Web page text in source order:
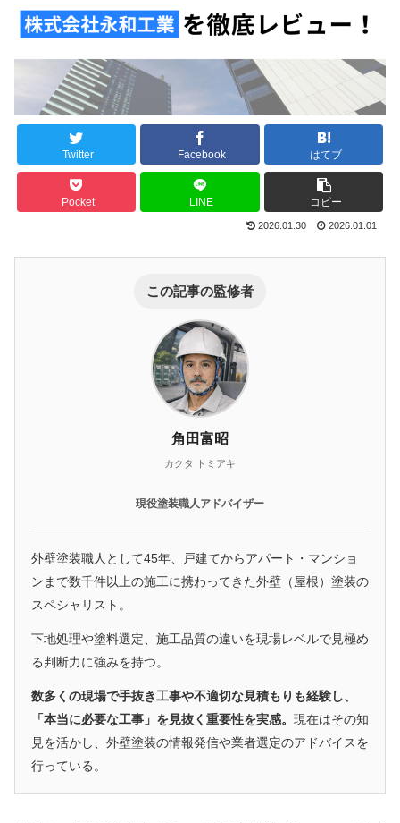
Twitter Facebook はてブ
Pocket LINE コピー
2026.01.30 2026.01.01
この記事の監修者
角田富昭
カクタ トミアキ
現役塗装職人アドバイザー
外壁塗装職人として45年、戸建てからアパート・マンショ
ンまで数千件以上の施工に携わってきた外壁（屋根）塗装の
スペシャリスト。
下地処理や塗料選定、施工品質の違いを現場レベルで見極め
る判断力に強みを持つ。
数多くの現場で手抜き工事や不適切な見積もりも経験し、
「本当に必要な工事」を見抜く重要性を実感。 現在はその知
見を活かし、外壁塗装の情報発信や業者選定のアドバイスを
行っている。